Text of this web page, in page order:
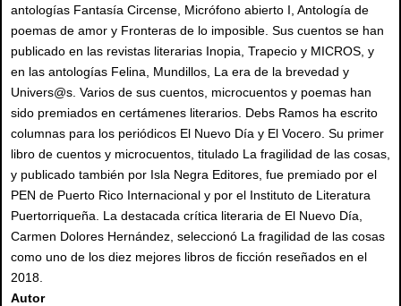
antologías Fantasía Circense, Micrófono abierto I, Antología de
poemas de amor y Fronteras de lo imposible. Sus cuentos se han
publicado en las revistas literarias Inopia, Trapecio y MICROS, y
en las antologías Felina, Mundillos, La era de la brevedad y
Univers@s. Varios de sus cuentos, microcuentos y poemas han
sido premiados en certámenes literarios. Debs Ramos ha escrito
columnas para los periódicos El Nuevo Día y El Vocero. Su primer
libro de cuentos y microcuentos, titulado La fragilidad de las cosas,
y publicado también por Isla Negra Editores, fue premiado por el
PEN de Puerto Rico Internacional y por el Instituto de Literatura
Puertorriqueña. La destacada crítica literaria de El Nuevo Día,
Carmen Dolores Hernández, seleccionó La fragilidad de las cosas
como uno de los diez mejores libros de ficción reseñados en el
2018.
Autor